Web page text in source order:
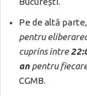
Pe de altă
pentru
cuprins intre
an pentru
CGMB.